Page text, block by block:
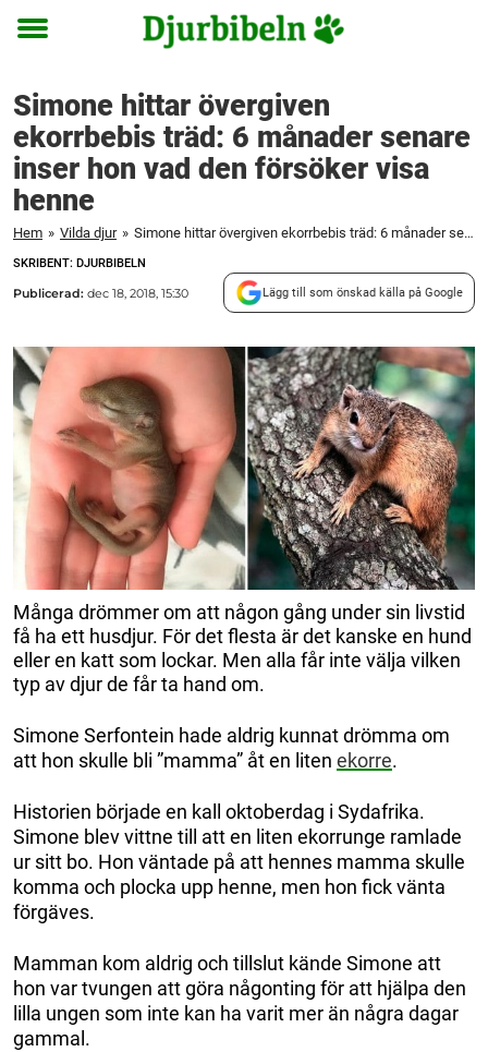
Toggle
Simone hittar övergiven
ekorrbebis träd: 6 månader senare
inser hon vad den försöker visa
henne
Hem » Vilda djur » Simone hittar övergiven ekorrbebis träd: 6 månader senare inser hon vad den försöker visa henne
SKRIBENT: DJURBIBELN
Publicerad: dec 18, 2018, 15:30 Lägg till som önskad källa på Google
Många drömmer om att någon gång under sin livstid
få ha ett husdjur. För det flesta är det kanske en hund
eller en katt som lockar. Men alla får inte välja vilken
typ av djur de får ta hand om.
Simone Serfontein hade aldrig kunnat drömma om
att hon skulle bli ”mamma” åt en liten ekorre.
Historien började en kall oktoberdag i Sydafrika.
Simone blev vittne till att en liten ekorrunge ramlade
ur sitt bo. Hon väntade på att hennes mamma skulle
komma och plocka upp henne, men hon fick vänta
förgäves.
Mamman kom aldrig och tillslut kände Simone att
hon var tvungen att göra någonting för att hjälpa den
lilla ungen som inte kan ha varit mer än några dagar
gammal.